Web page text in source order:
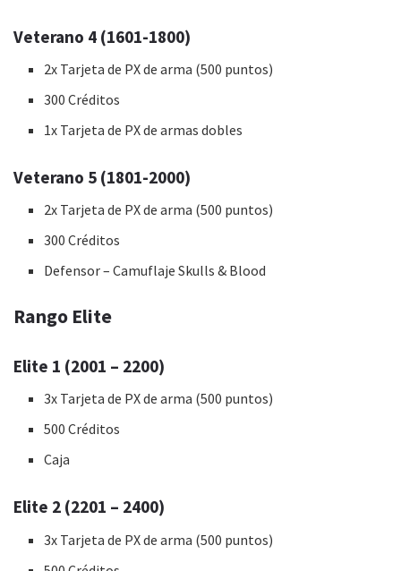
Veterano 4 (1601-1800)
2x Tarjeta de PX de arma (500 puntos)
300 Créditos
1x Tarjeta de PX de armas dobles
Veterano 5 (1801-2000)
2x Tarjeta de PX de arma (500 puntos)
300 Créditos
Defensor – Camuflaje Skulls & Blood
Rango Elite
Elite 1 (2001 – 2200)
3x Tarjeta de PX de arma (500 puntos)
500 Créditos
Caja
Elite 2 (2201 – 2400)
3x Tarjeta de PX de arma (500 puntos)